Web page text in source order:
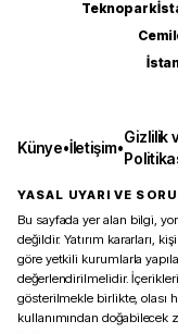
Teknopark
Künye•İletişim•
Gizlilik
YASAL UYARI VE
Bu sayfada yer alan bilgi,
değildir. Yatırım kararları,
göre yetkili kurumlarla
değerlendirilmelidir.
gösterilmekle birlikte, olası
kullanımından doğabilecek